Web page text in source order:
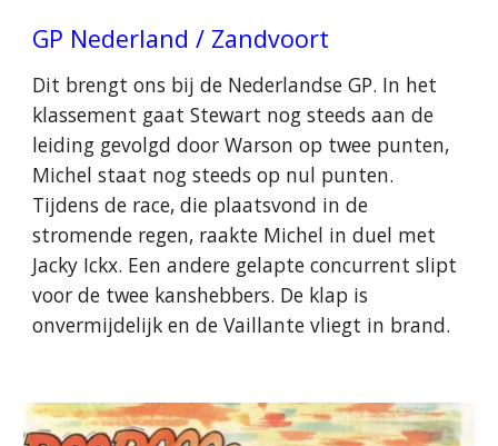
GP Nederland / Zandvoort
Dit brengt ons bij de Nederlandse GP. In het
klassement gaat Stewart nog steeds aan de
leiding gevolgd door Warson op twee punten,
Michel staat nog steeds op nul punten.
Tijdens de race, die plaatsvond in de
stromende regen, raakte Michel in duel met
Jacky Ickx. Een andere gelapte concurrent slipt
voor de twee kanshebbers. De klap is
onvermijdelijk en de Vaillante vliegt in brand.